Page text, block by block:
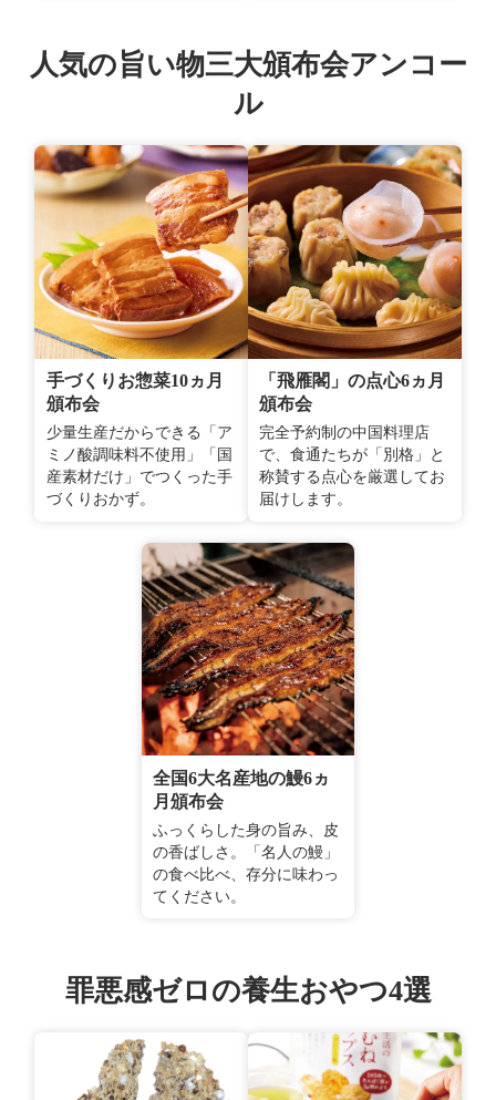
人気の旨い物三大頒布会アンコー
ル
手づくりお惣菜10ヵ月
頒布会
少量生産だからできる「ア
ミノ酸調味料不使用」「国
産素材だけ」でつくった手
づくりおかず。
「飛雁閣」の点心6ヵ月
頒布会
完全予約制の中国料理店
で、食通たちが「別格」と
称賛する点心を厳選してお
届けします。
全国6大名産地の鰻6ヵ
月頒布会
ふっくらした身の旨み、皮
の香ばしさ。「名人の鰻」
の食べ比べ、存分に味わっ
てください。
罪悪感ゼロの養生おやつ4選